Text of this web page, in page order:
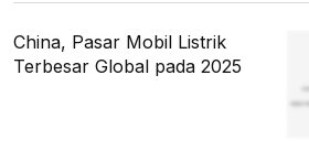
China, Pasar Mobil Listrik
Terbesar Global pada 2025